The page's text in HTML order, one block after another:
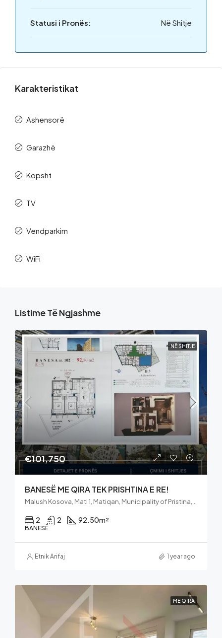
Statusi i Pronës: Në Shitje
Karakteristikat
Ashensorë
Garazhë
Kopsht
TV
Vendparkim
WiFi
Listime Të Ngjashme
NË SHITJE
€101,750
BANESË ME QIRA TEK PRISHTINA E RE!
Malush Kosova, Mati 1, Matiqan, Municipality of Pristina, District of Prishtina, 10060, Kosovo
2 2 92.50m²
BANESË
Etnik Arifaj 1 year ago
ME QIRA